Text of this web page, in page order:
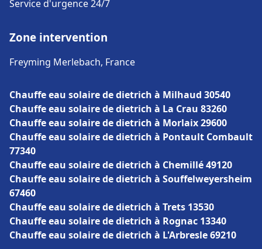
Service d'urgence 24/7
Zone intervention
Freyming Merlebach, France
Chauffe eau solaire de dietrich à Milhaud 30540
Chauffe eau solaire de dietrich à La Crau 83260
Chauffe eau solaire de dietrich à Morlaix 29600
Chauffe eau solaire de dietrich à Pontault Combault
77340
Chauffe eau solaire de dietrich à Chemillé 49120
Chauffe eau solaire de dietrich à Souffelweyersheim
67460
Chauffe eau solaire de dietrich à Trets 13530
Chauffe eau solaire de dietrich à Rognac 13340
Chauffe eau solaire de dietrich à L'Arbresle 69210